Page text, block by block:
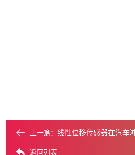
上一篇： 线性位移传感器在汽车冲
返回列表